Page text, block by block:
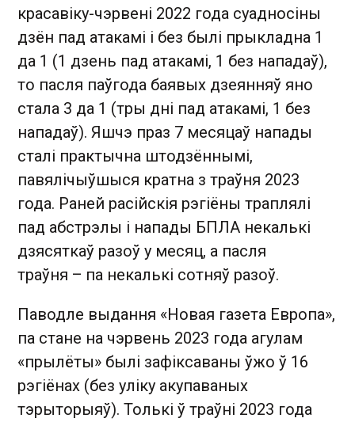
красавіку-чэрвені 2022 года суадносіны
дзён пад атакамі і без былі прыкладна 1
да 1 (1 дзень пад атакамі, 1 без нападаў),
то пасля паўгода баявых дзеянняў яно
стала 3 да 1 (тры дні пад атакамі, 1 без
нападаў). Яшчэ праз 7 месяцаў напады
сталі практычна штодзённымі,
павялічыўшыся кратна з траўня 2023
года. Раней расійскія рэгіёны траплялі
пад абстрэлы і напады БПЛА некалькі
дзясяткаў разоў у месяц, а пасля
траўня – па некалькі сотняў разоў.
Паводле выдання «Новая газета Европа»,
па стане на чэрвень 2023 года агулам
«прылёты» былі зафіксаваны ўжо ў 16
рэгіёнах (без уліку акупаваных
тэрыторыяў). Толькі ў траўні 2023 года